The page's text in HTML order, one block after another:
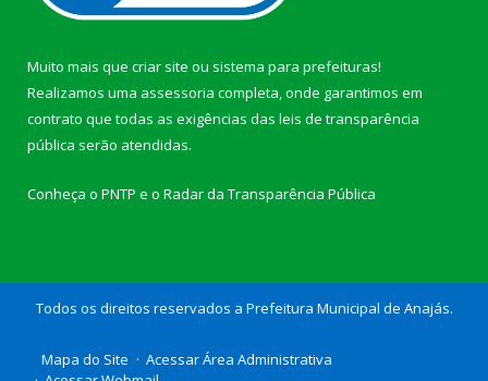
Muito mais que criar site ou sistema para prefeituras!
Realizamos uma assessoria completa, onde garantimos em
contrato que todas as exigências das leis de transparência
pública serão atendidas.
Conheça o PNTP e o Radar da Transparência Pública
Todos os direitos reservados a Prefeitura Municipal de Anajás.
Mapa do Site
Acessar Área Administrativa